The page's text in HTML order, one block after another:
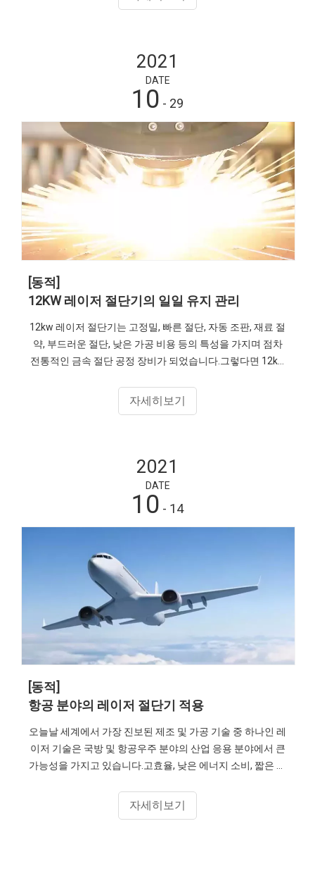
2021
DATE
10 - 29
[동적]
12KW 레이저 절단기의 일일 유지 관리
12kw 레이저 절단기는 고정밀, 빠른 절단, 자동 조판, 재료 절
약, 부드러운 절단, 낮은 가공 비용 등의 특성을 가지며 점차
전통적인 금속 절단 공정 장비가 되었습니다.그렇다면 12kw
까?
자세히보기
2021
DATE
10 - 14
[동적]
항공 분야의 레이저 절단기 적용
오늘날 세계에서 가장 진보된 제조 및 가공 기술 중 하나인 레
이저 기술은 국방 및 항공우주 분야의 산업 응용 분야에서 큰
가능성을 가지고 있습니다.고효율, 낮은 에너지 소비, 짧은 프
있습니다.항공 제조 산업에서 레이저 기술은 점점 더 중요한
역할을 하고 있습니다.12kw 레이저 절단기에 대해 더 알고
자세히보기